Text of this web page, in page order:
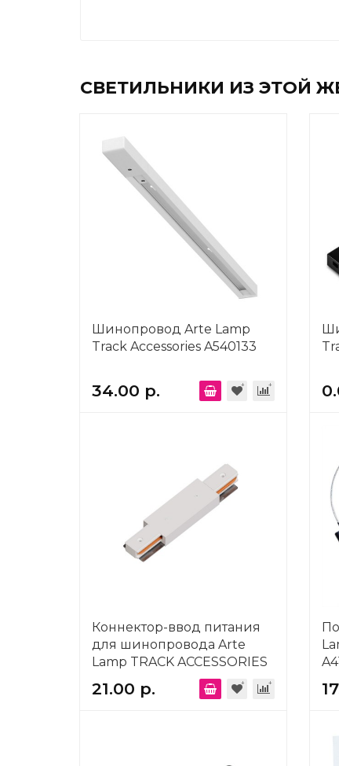
СВЕТИЛЬНИКИ ИЗ ЭТОЙ
Шинопровод Arte Lamp
Track Accessories A540133
34.00 р.
Коннектор-ввод питания
для шинопровода Arte
Lamp TRACK ACCESSORIES
21.00 р.